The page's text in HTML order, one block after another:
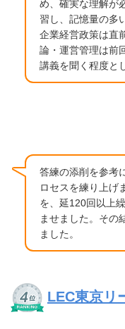
め、確実な理解が
習し、記憶量の多
企業経営政策は直
論・運営管理は前
講義を聞く程度と
答練の添削を参考
ロセスを練り上げ
を、延120回以上
ませました。その
ました。
LEC東京リ